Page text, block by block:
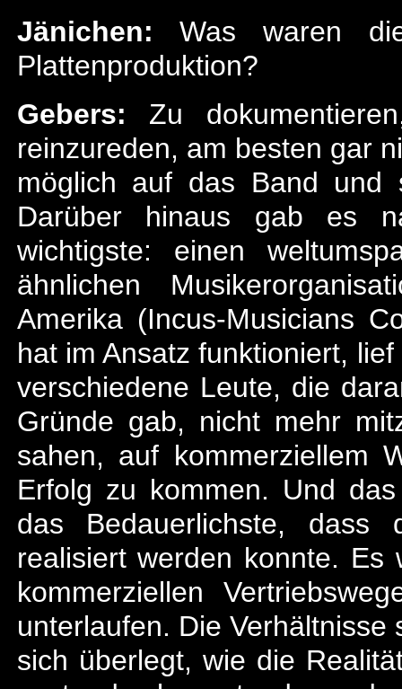
Jänichen: Was waren
Plattenproduktion?
Gebers: Zu
reinzureden, am besten gar
möglich auf das Band und
Darüber hinaus gab es
wichtigste: einen
ähnlichen
Amerika (Incus-Musicians
hat im Ansatz funktioniert,
verschiedene Leute, die
Gründe gab, nicht mehr
sahen, auf kommerziellem
Erfolg zu kommen. Und
das Bedauerlichste, dass
realisiert werden konnte.
kommerziellen
unterlaufen. Die
sich überlegt, wie die